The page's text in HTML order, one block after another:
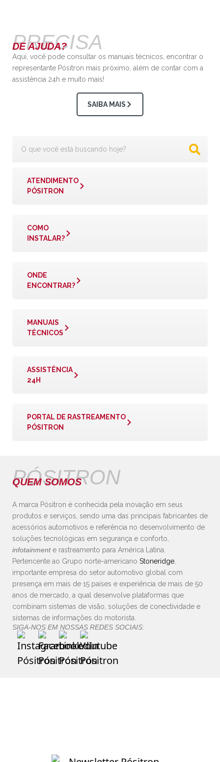
PRECISA
DE AJUDA?
Aqui, você pode consultar os manuais técnicos, encontrar o
representante Pósitron mais próximo, além de contar com a
assistência 24h e muito mais!
SAIBA MAIS
ATENDIMENTO
PÓSITRON
COMO
INSTALAR?
ONDE
ENCONTRAR?
MANUAIS
TÉCNICOS
ASSISTÊNCIA
24H
PORTAL DE RASTREAMENTO
PÓSITRON
PÓSITRON
QUEM SOMOS
A marca Pósitron é conhecida pela inovação em seus
produtos e serviços, sendo uma das principais fabricantes de
acessórios automotivos e referência no desenvolvimento de
soluções tecnológicas em segurança e conforto,
infotainmente rastreamento para América Latina.
Pertencente ao Grupo norte-americano Stoneridge
importante empresa do setor automotivo global com
presença em mais de 15 países e experiência de mais de 50
anos de mercado, a qual desenvolve plataformas que
combinam sistemas de visão, soluções de conectividade e
sistemas de informações do motorista.
SIGA-NOS EM NOSSAS REDES SOCIAIS: